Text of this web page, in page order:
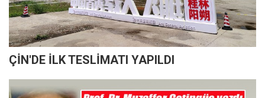
ÇİN'DE İLK TESLİMATI YAPILDI